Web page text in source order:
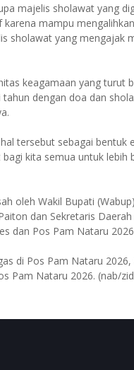
majelis sholawat yang
mampu
sholawat yang mengajak
keagamaan yang turut
dengan doa dan
tersebut sebagai bentuk
kita semua untuk lebih
oleh Wakil Bupati
dan Sekretaris Daerah
dan Pos Pam Nataru
di Pos Pam Nataru 2026,
Pam Nataru 2026. (nab/